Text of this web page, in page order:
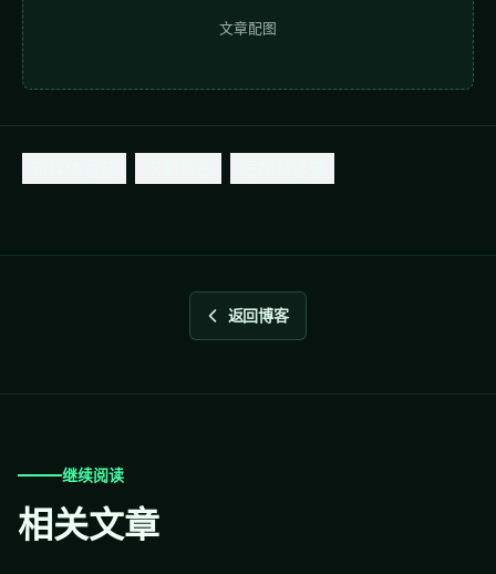
文章配图
返回博客
继续阅读
相关文章